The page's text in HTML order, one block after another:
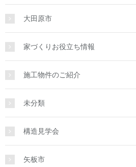
大田原市
家づくりお役立ち情報
施工物件のご紹介
未分類
構造見学会
矢板市